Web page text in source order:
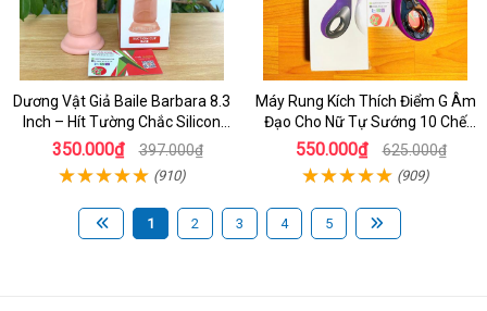
Dương Vật Giả Baile Barbara 8.3
Inch – Hít Tường Chắc Silicon
Giống Thật Cực Phê Cho Nữ Giới
350.000₫ 397.000₫
(910)
Máy Rung Kích Thích Điểm G Âm
Đạo Cho Nữ Tự Sướng 10 Chế
Độ Rung
550.000₫ 625.000₫
(909)
1 2 3 4 5